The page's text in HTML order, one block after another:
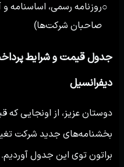
○روزنامه رسمی، اساسنامه
صاحبان شرکت‌ها)
جدول قیمت و شرایط
دیفرانسیل
دوستان عزیز، از اونجایی که
بخشنامه‌های جدید شرکت
براتون توی این جدول آوردیم.